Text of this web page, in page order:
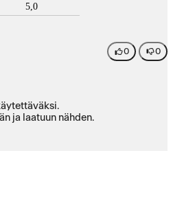
5,0
0 0
ja laatuun nähden.